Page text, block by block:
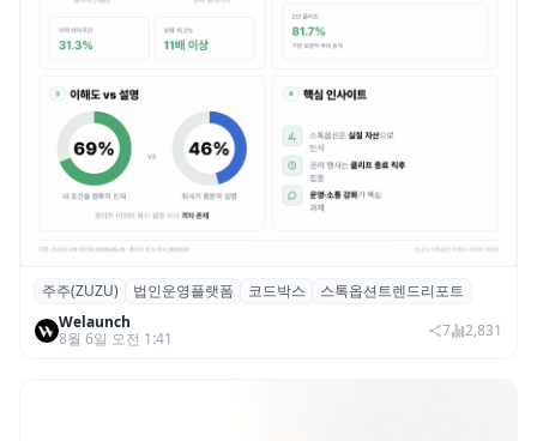
스톡옵션 취소율 2년 만에 18.2%→31.3%…
권리 발생 즉시 행사 비중도 급증
주주(ZUZU) 법인운영플랫폼 코드박스
스톡옵션트렌드리포트
Welaunch
8월 6일 오전 1:41
7 2,831